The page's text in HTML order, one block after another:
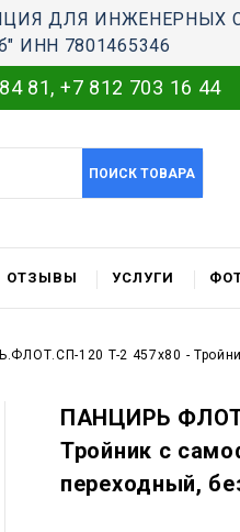
ДЛЯ ИНЖЕНЕРНЫХ
ИНН 7801465346
81, +7 812 703 16 44
ПОИСК ТОВАРА
ОТЗЫВЫ УСЛУГИ
120 T-2 457x80 -
ПАНЦИРЬ
Тройник c
переходный,